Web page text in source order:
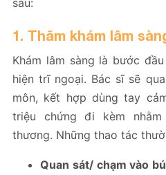
1. Thăm khám lâm
Khám lâm sàng là bước
hiện trĩ ngoại. Bác sĩ sẽ
môn, kết hợp dùng tay
triệu chứng đi kèm
thương. Những thao tác
Quan sát/ chạm vào